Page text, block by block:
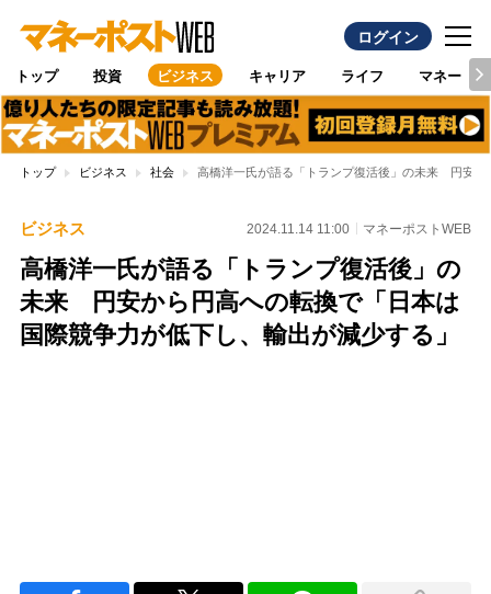
ログイン
トップ 投資 ビジネス キャリア ライフ マネー
トップ ビジネス 社会 高橋洋一氏が語る「トランプ復活後」の未来 円安か
ビジネス 2024.11.14 11:00 マネーポストWEB
高橋洋一氏が語る「トランプ復活後」の
未来 円安から円高への転換で「日本は
国際競争力が低下し、輸出が減少する」